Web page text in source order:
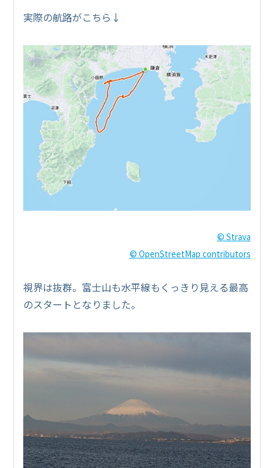
実際の航路がこちら↓
© Strava
© OpenStreetMap contributors
視界は抜群。富士山も水平線もくっきり見える最高
のスタートとなりました。